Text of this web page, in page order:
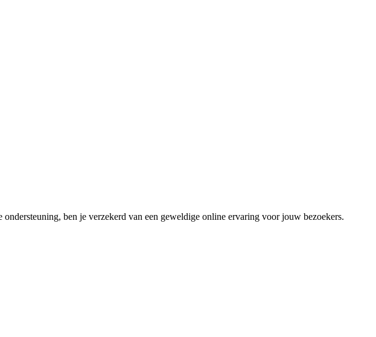
ben je verzekerd van een geweldige online ervaring voor jouw bezoekers.